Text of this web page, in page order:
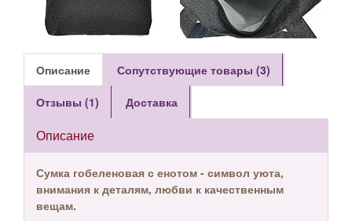
Описание Сопутствующие товары (3)
Отзывы (1) Доставка
Описание
Сумка гобеленовая с енотом - символ уюта,
внимания к деталям, любви к качественным
вещам.